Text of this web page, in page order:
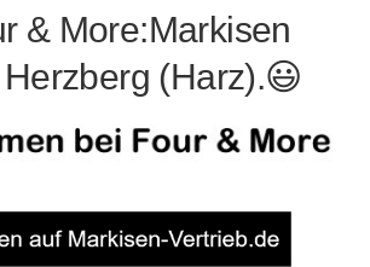
& More:Markisen
(Harz).😃